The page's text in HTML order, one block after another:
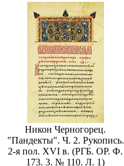
Никон Черногорец.
"Пандекты". Ч. 2. Рукопись.
2-я пол. XVI в. (РГБ. ОР. Ф.
173. 3. № 110. Л. 1)